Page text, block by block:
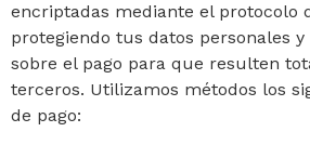
encriptadas mediante el protocolo
protegiendo tus datos personales
sobre el pago para que resulten
terceros. Utilizamos métodos los
de pago: